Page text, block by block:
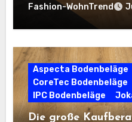
Fashion-WohnTrend
Aspecta Bodenbeläge
CoreTec Bodenbeläge
IPC Bodenbeläge
Die große